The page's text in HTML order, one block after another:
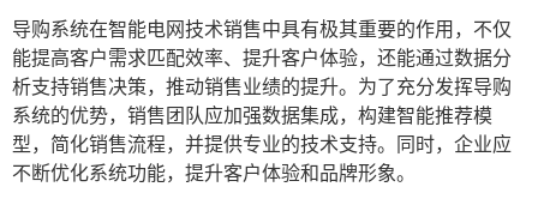
导购系统在智能电网技术销售中具有极其重要的作用，不仅
能提高客户需求匹配效率、提升客户体验，还能通过数据分
析支持销售决策，推动销售业绩的提升。为了充分发挥导购
系统的优势，销售团队应加强数据集成，构建智能推荐模
型，简化销售流程，并提供专业的技术支持。同时，企业应
不断优化系统功能，提升客户体验和品牌形象。